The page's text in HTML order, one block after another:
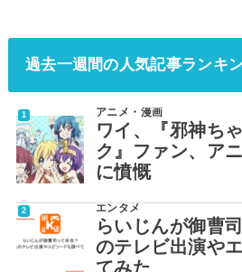
過去一週間の人気記事ランキ
アニメ・漫画
ワイ、『邪神ち
ク』ファン、ア
に憤慨
エンタメ
らいじんが御曹
のテレビ出演や
てみた